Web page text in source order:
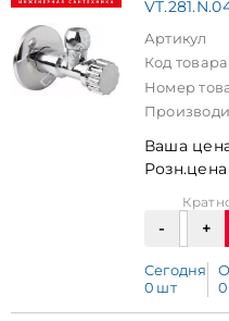
Артикул
Код товара
Номер
Ваша
Розн.цена
Сегодня
0 шт